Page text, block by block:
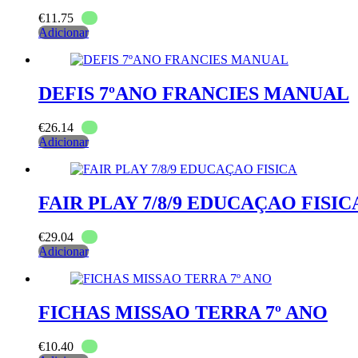
€11.75
Adicionar
DEFIS 7ºANO FRANCIES MANUAL
€26.14
Adicionar
FAIR PLAY 7/8/9 EDUCAÇAO
€29.04
Adicionar
FICHAS MISSAO TERRA 7º ANO
€10.40